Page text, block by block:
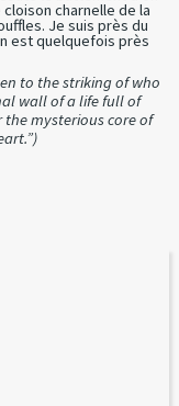
charnelle de la
Je suis près du
est quelquefois près
to the striking of who
wall of a life full of
mysterious core of